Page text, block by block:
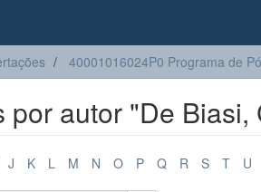
40001016024P0 Programa de
por autor "De Biasi,
J K L M N O P Q R S T U